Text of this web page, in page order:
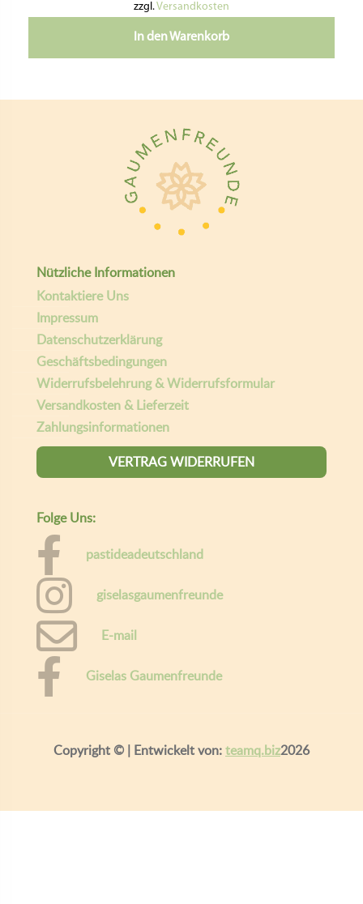
zzgl.Versandkosten
In den Warenkorb
Nützliche Informationen
Kontaktiere Uns
Impressum
Datenschutzerklärung
Geschäftsbedingungen
Widerrufsbelehrung & Widerrufsformular
Versandkosten & Lieferzeit
Zahlungsinformationen
VERTRAG WIDERRUFEN
Folge Uns:
pastideadeutschland
giselasgaumenfreunde
E-mail
Giselas Gaumenfreunde
Copyright © | Entwickelt von:teamq.biz2026